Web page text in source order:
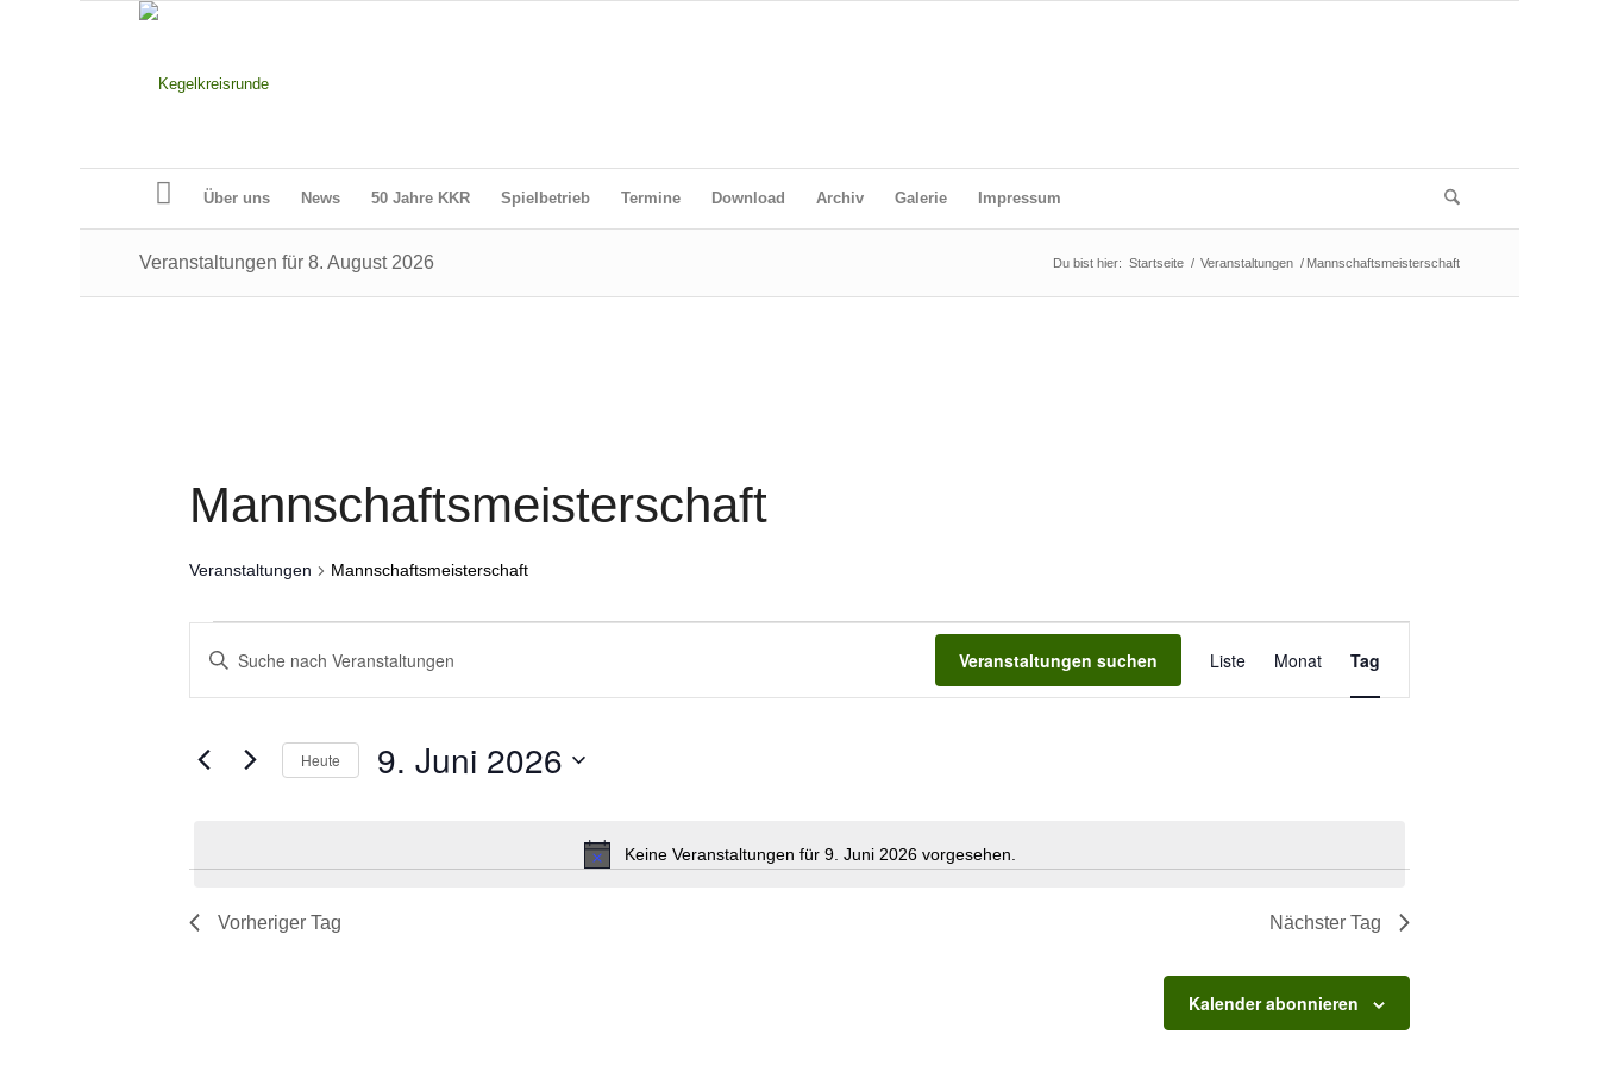
Über uns News 50 Jahre KKR Spielbetrieb Termine Download Archiv Galerie Impressum
Veranstaltungen für 8. August 2026 Du bist hier: Startseite / Veranstaltungen / Mannschaftsmeisterschaft
Mannschaftsmeisterschaft
Veranstaltungen Mannschaftsmeisterschaft
für
9.
Juni
2026
Hinweis
Keine Veranstaltungen für 9. Juni 2026 vorgesehen.
Suche
und
Ansichten,
Navigation
Bitte
Schlüsselwort
eingeben.
nach
Veranstaltungen
Veranstaltungen suchen
Ansichten-
Liste Monat Tag
Heute 9. Juni 2026
Vorheriger Tag Nächster Tag
Kalender abonnieren